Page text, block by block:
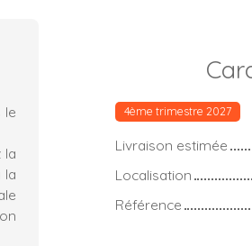
le
la
la
4ème trimestre 2027
Livraison estimée
Localisation
Référence